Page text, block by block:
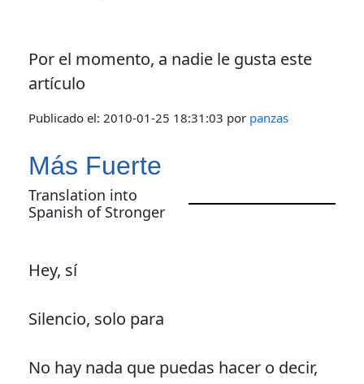
Por el momento, a nadie le gusta este
artículo
Publicado el: 2010-01-25 18:31:03 por panzas
Más Fuerte
Translation into
Spanish of Stronger
Hey, sí
Silencio, solo para
No hay nada que puedas hacer o decir,